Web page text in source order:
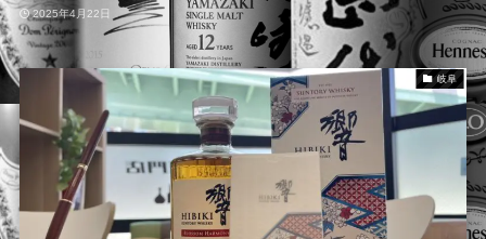
2025年4月22日
岐阜